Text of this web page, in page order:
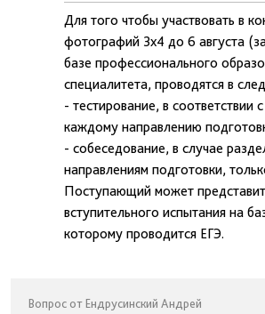
Для того чтобы участвовать в
фотографий 3х4 до 6 августа
базе профессионального
специалитета, проводятся в
- тестирование, в
каждому направлению
- собеседование, в случае
направлениям подготовки,
Поступающий может
вступительного испытания на
которому проводится ЕГЭ.
Вопрос от Ендрусинский Андрей